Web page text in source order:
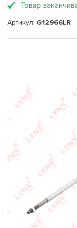
Товар
Артикул: G12966LR